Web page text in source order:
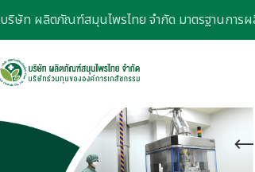
บริษัท ผลิตภัณฑ์สมุนไพรไทย จำกัด มาตรฐานการ